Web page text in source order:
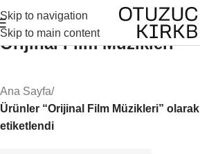
Skip to navigation
Skip to main content
Orijinal Film Müzikleri
Ana Sayfa/
Ürünler “Orijinal Film Müzikleri” olarak
etiketlendi